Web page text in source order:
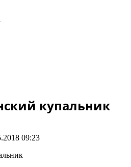
купальник
09:23